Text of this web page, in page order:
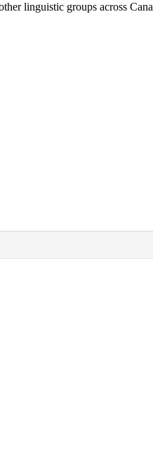
linguistic groups across